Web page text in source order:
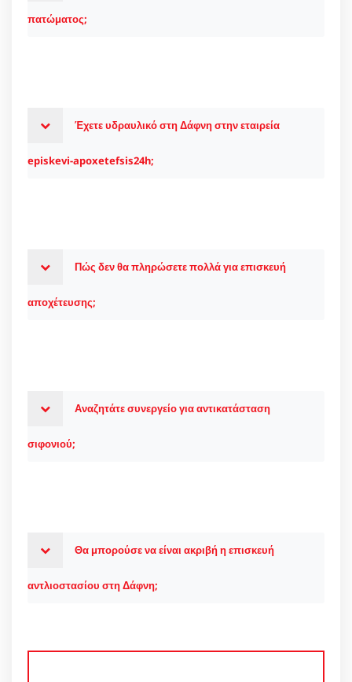
πατώματος;
Έχετε υδραυλικό στη Δάφνη στην εταιρεία
episkevi-apoxetefsis24h;
Πώς δεν θα πληρώσετε πολλά για επισκευή
αποχέτευσης;
Αναζητάτε συνεργείο για αντικατάσταση
σιφονιού;
Θα μπορούσε να είναι ακριβή η επισκευή
αντλιοστασίου στη Δάφνη;